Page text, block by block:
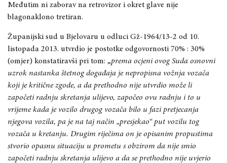
Međutim ni zaborav na retrovizor i okret glave nije
blagonaklono tretiran.
Županijski sud u Bjelovaru u odluci Gž-1964/13-2 od 10.
listopada 2013. utvrdio je postotke odgovornosti 70% : 30%
(omjer) konstatiravši pri tom: „prema ocjeni ovog Suda osnovni
uzrok nastanka štetnog događaja je nepropisna vožnja vozača
koji je kritične zgode, a da prethodno nije utvrdio može li
započeti radnju skretanja ulijevo, započeo ovu radnju i to u
vrijeme kada je vozilo drugog vozača bilo u fazi pretjecanja
njegova vozila, pa je na taj način „presjekao“ put vozilu tog
vozača u kretanju. Drugim riječima on je opisanim propustima
stvorio opasnu situaciju u prometu s obzirom da nije smio
započeti radnju skretanja ulijevo a da se prethodno nije uvjerio